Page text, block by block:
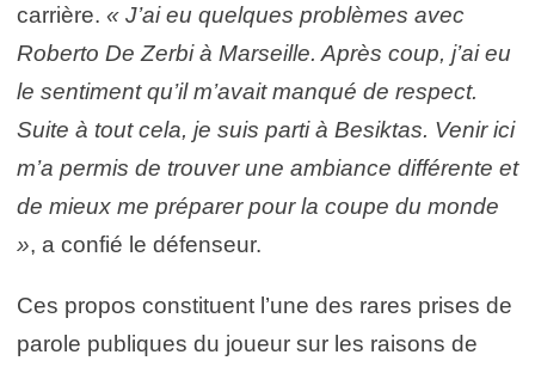
carrière. « J’ai eu quelques problèmes avec
Roberto De Zerbi à Marseille. Après coup, j’ai eu
le sentiment qu’il m’avait manqué de respect.
Suite à tout cela, je suis parti à Besiktas. Venir ici
m’a permis de trouver une ambiance différente et
de mieux me préparer pour la coupe du monde
», a confié le défenseur.
Ces propos constituent l’une des rares prises de
parole publiques du joueur sur les raisons de